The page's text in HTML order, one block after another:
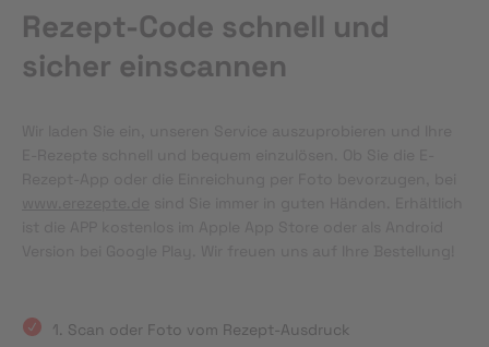
Rezept-Code schnell und
sicher einscannen
1. Scan oder Foto vom Rezept-Ausdruck